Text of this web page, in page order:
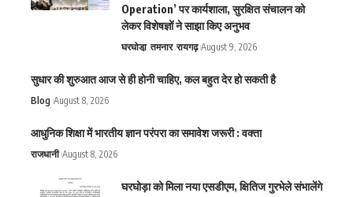
Operation’ पर कार्यशाला, सुरक्षित संचालन को
लेकर विशेषज्ञों ने साझा किए अनुभव
घरघोडा़ तमनार रायगढ़ August 9, 2026
सुधार की शुरुआत आज से ही होनी चाहिए, कल बहुत देर हो सकती है
Blog August 8, 2026
आधुनिक शिक्षा में भारतीय ज्ञान परंपरा का समावेश जरूरी : वक्ता
राजधानी August 8, 2026
घरघोड़ा को मिला नया एसडीएम, क्षितिज गुरभेले संभालेंगे